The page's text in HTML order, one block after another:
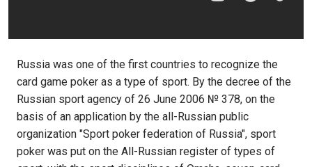
Russia was one of the first countries to recognize the
card game poker as a type of sport. By the decree of the
Russian sport agency of 26 June 2006 № 378, on the
basis of an application by the all-Russian public
organization "Sport poker federation of Russia", sport
poker was put on the All-Russian register of types of